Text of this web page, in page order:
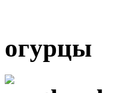
огурцы